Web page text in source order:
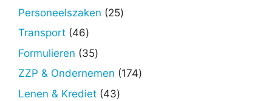
producten
Personeelszaken 2525
Transport 4646
producten
Formulieren 3535
producten
ZZP & Ondernemen 174174
Lenen & Krediet 4343